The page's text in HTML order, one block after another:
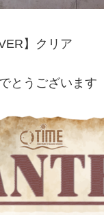
】クリア
とうございます